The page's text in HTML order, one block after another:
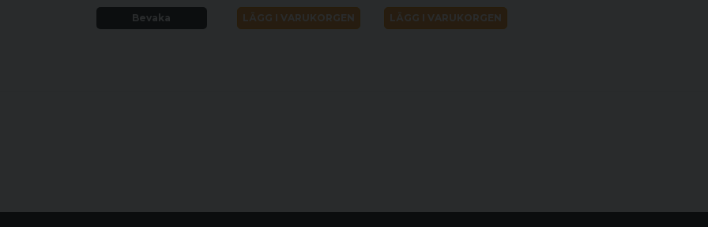
Bevaka LÄGG I VARUKORGEN LÄGG I VARUKORGEN
säkerställa intuitiv